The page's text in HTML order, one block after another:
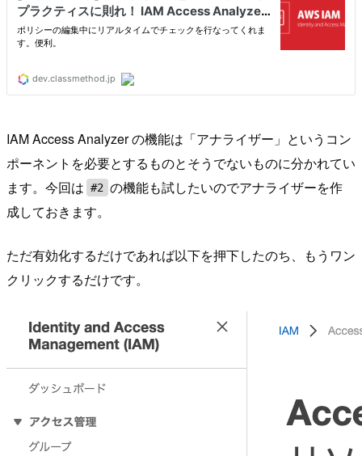
IAM Access Analyzer の機能は「アナライザー」というコン
ポーネントを必要とするものとそうでないものに分かれてい
ます。今回は #2 の機能も試したいのでアナライザーを作
成しておきます。
ただ有効化するだけであれば以下を押下したのち、もうワン
クリックするだけです。